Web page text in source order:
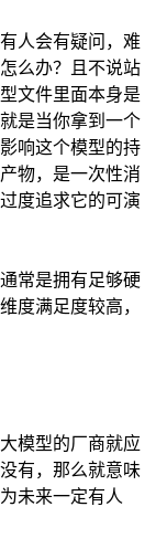
人会有疑问，难
么办？且不说站
文件里面本身是
是当你拿到一个
响这个模型的持
物，是一次性消
度追求它的可演
常是拥有足够硬
度满足度较高，
模型的厂商就应
有，那么就意味
未来一定有人